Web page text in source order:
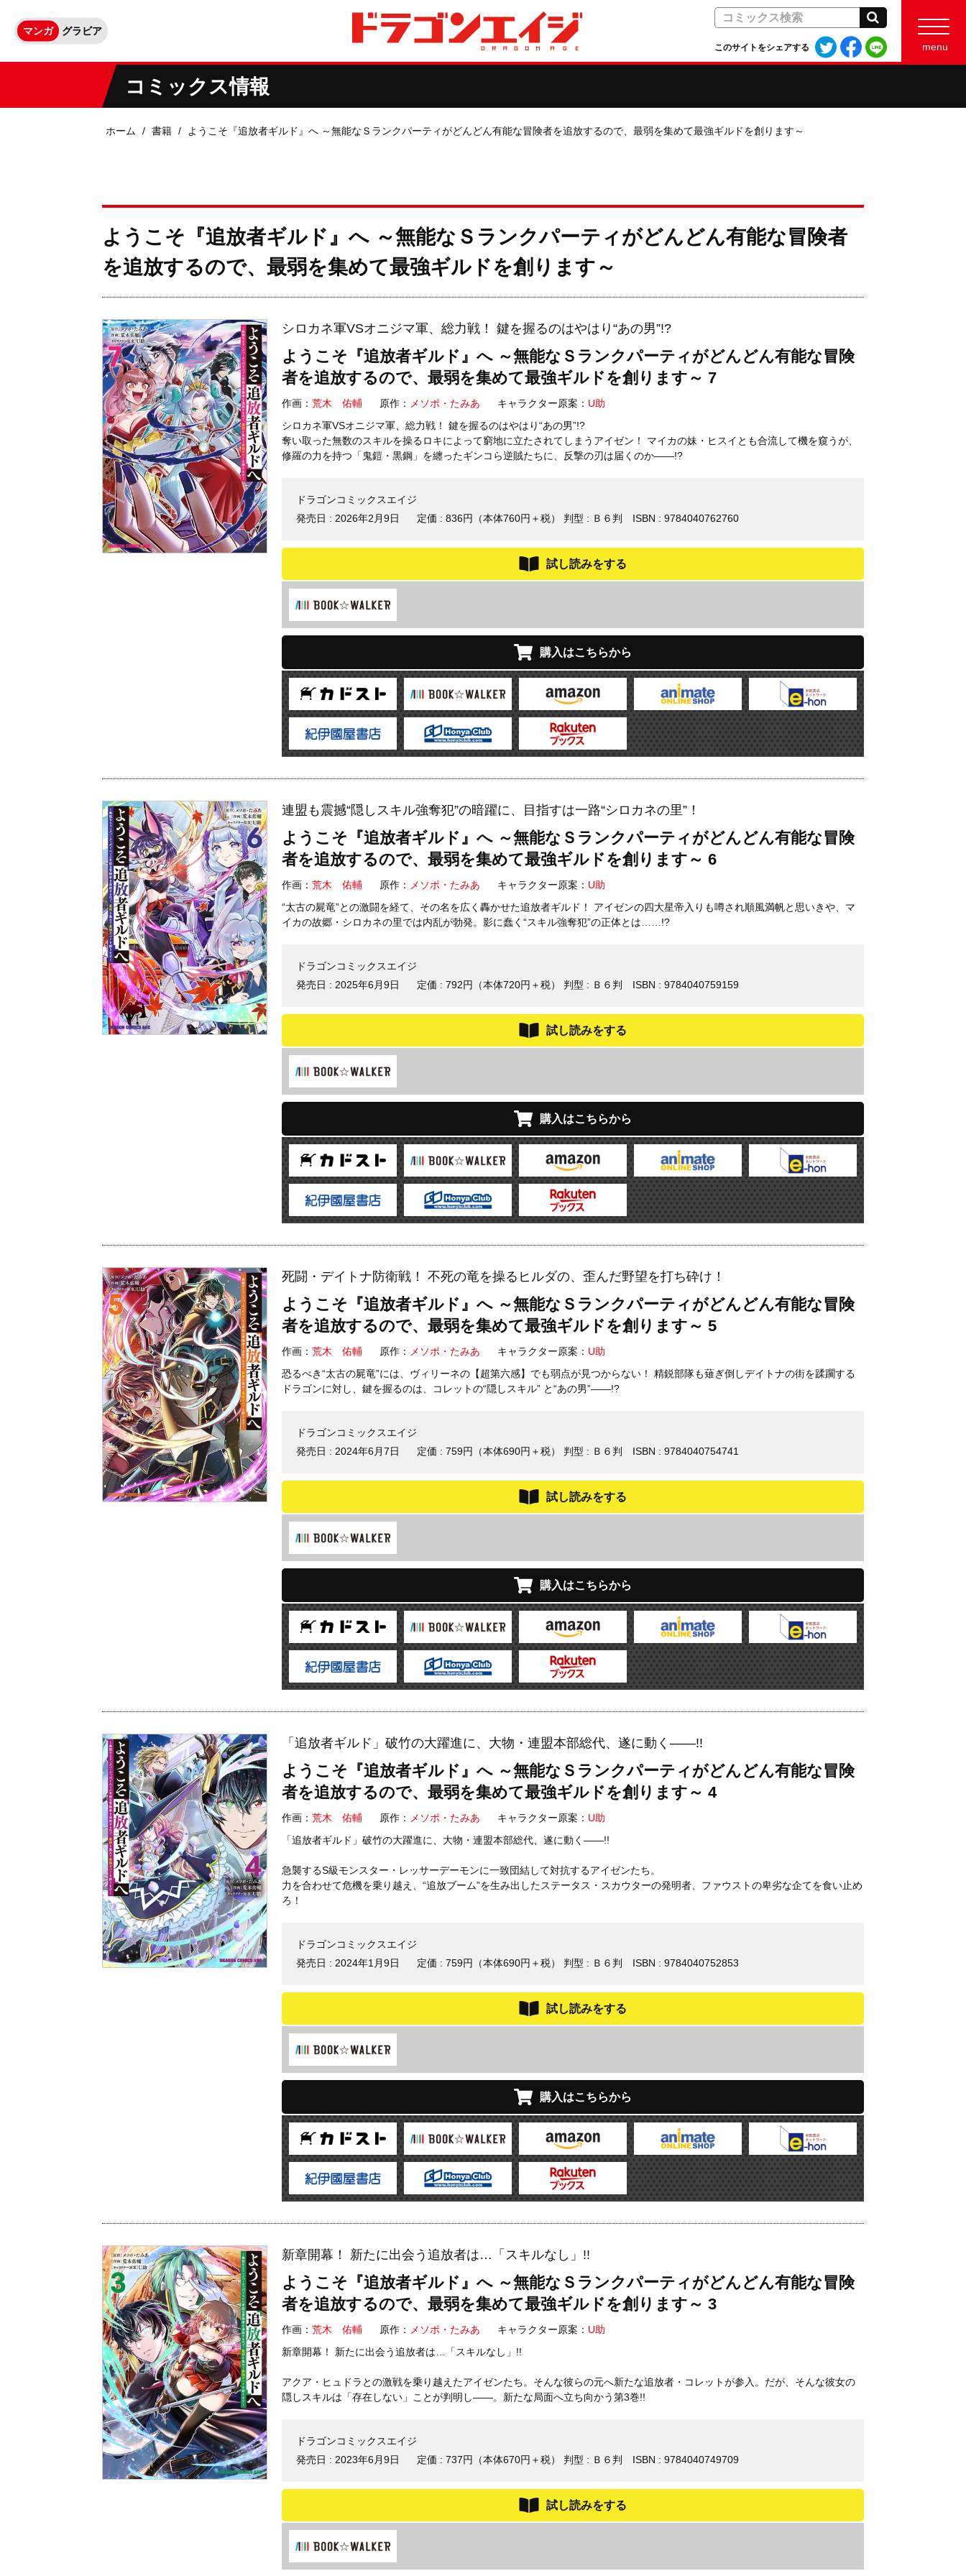
マンガ グラビア
このサイトをシェアする
Twitter
で
Facebook
で
LINE
menu
コミックス情報
ホーム 書籍 ようこそ『追放者ギルド』へ ～無能なＳランクパーティがどんどん有能な冒険者を追放するので、最弱を集めて最強ギルドを創ります～
ようこそ『追放者ギルド』へ ～無能なＳランクパーティがどんどん有能な冒険者
を追放するので、最弱を集めて最強ギルドを創ります～
シロカネ軍VSオニジマ軍、総力戦！ 鍵を握るのはやはり“あの男”!?
ようこそ『追放者ギルド』へ ～無能なＳランクパーティがどんどん有能な冒険
者を追放するので、最弱を集めて最強ギルドを創ります～ 7
作画： 荒木 佑輔 原作： メソポ・たみあ キャラクター原案： U助
シロカネ軍VSオニジマ軍、総力戦！ 鍵を握るのはやはり“あの男”!?
奪い取った無数のスキルを操るロキによって窮地に立たされてしまうアイゼン！ マイカの妹・ヒスイとも合流して機を窺うが、
修羅の力を持つ「鬼鎧・黒鋼」を纏ったギンコら逆賊たちに、反撃の刃は届くのか――!?
ドラゴンコミックスエイジ
発売日 : 2026年2月9日 定価 : 836円（本体760円＋税） 判型 : Ｂ６判 ISBN : 9784040762760
試し読みをする
購入はこちらから
連盟も震撼“隠しスキル強奪犯”の暗躍に、目指すは一路“シロカネの里”！
ようこそ『追放者ギルド』へ ～無能なＳランクパーティがどんどん有能な冒険
者を追放するので、最弱を集めて最強ギルドを創ります～ 6
作画： 荒木 佑輔 原作： メソポ・たみあ キャラクター原案： U助
“太古の屍竜”との激闘を経て、その名を広く轟かせた追放者ギルド！ アイゼンの四大星帝入りも噂され順風満帆と思いきや、マ
イカの故郷・シロカネの里では内乱が勃発。影に蠢く“スキル強奪犯”の正体とは……!?
ドラゴンコミックスエイジ
発売日 : 2025年6月9日 定価 : 792円（本体720円＋税） 判型 : Ｂ６判 ISBN : 9784040759159
試し読みをする
購入はこちらから
死闘・デイトナ防衛戦！ 不死の竜を操るヒルダの、歪んだ野望を打ち砕け！
ようこそ『追放者ギルド』へ ～無能なＳランクパーティがどんどん有能な冒険
者を追放するので、最弱を集めて最強ギルドを創ります～ 5
作画： 荒木 佑輔 原作： メソポ・たみあ キャラクター原案： U助
恐るべき“太古の屍竜”には、ヴィリーネの【超第六感】でも弱点が見つからない！ 精鋭部隊も薙ぎ倒しデイトナの街を蹂躙する
ドラゴンに対し、鍵を握るのは、コレットの“隠しスキル” と“あの男”――!?
ドラゴンコミックスエイジ
発売日 : 2024年6月7日 定価 : 759円（本体690円＋税） 判型 : Ｂ６判 ISBN : 9784040754741
試し読みをする
購入はこちらから
「追放者ギルド」破竹の大躍進に、大物・連盟本部総代、遂に動く――!!
ようこそ『追放者ギルド』へ ～無能なＳランクパーティがどんどん有能な冒険
者を追放するので、最弱を集めて最強ギルドを創ります～ 4
作画： 荒木 佑輔 原作： メソポ・たみあ キャラクター原案： U助
「追放者ギルド」破竹の大躍進に、大物・連盟本部総代、遂に動く――!!
急襲するS級モンスター・レッサーデーモンに一致団結して対抗するアイゼンたち。
力を合わせて危機を乗り越え、“追放ブーム”を生み出したステータス・スカウターの発明者、ファウストの卑劣な企てを食い止め
ろ！
ドラゴンコミックスエイジ
発売日 : 2024年1月9日 定価 : 759円（本体690円＋税） 判型 : Ｂ６判 ISBN : 9784040752853
試し読みをする
購入はこちらから
新章開幕！ 新たに出会う追放者は…「スキルなし」!!
ようこそ『追放者ギルド』へ ～無能なＳランクパーティがどんどん有能な冒険
者を追放するので、最弱を集めて最強ギルドを創ります～ 3
作画： 荒木 佑輔 原作： メソポ・たみあ キャラクター原案： U助
新章開幕！ 新たに出会う追放者は…「スキルなし」!!
アクア・ヒュドラとの激戦を乗り越えたアイゼンたち。そんな彼らの元へ新たな追放者・コレットが参入。だが、そんな彼女の
隠しスキルは「存在しない」ことが判明し――。新たな局面へ立ち向かう第3巻!!
ドラゴンコミックスエイジ
発売日 : 2023年6月9日 定価 : 737円（本体670円＋税） 判型 : Ｂ６判 ISBN : 9784040749709
試し読みをする